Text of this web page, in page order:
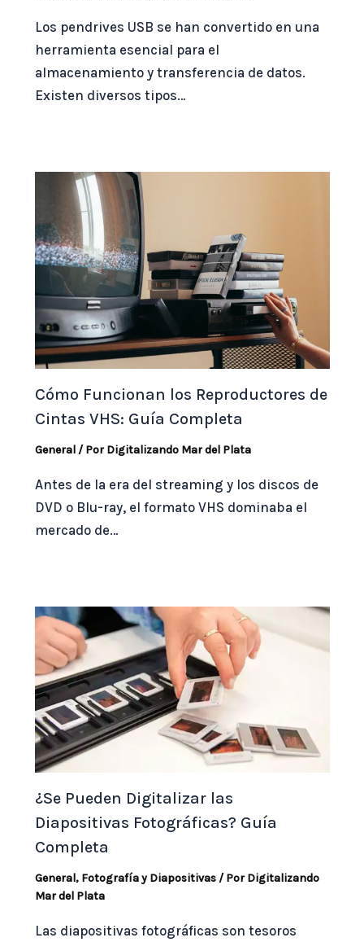
Los pendrives USB se han convertido en una
herramienta esencial para el
almacenamiento y transferencia de datos.
Existen diversos tipos…
Cómo Funcionan los Reproductores de
Cintas VHS: Guía Completa
General/ PorDigitalizando Mar del Plata
Antes de la era del streaming y los discos de
DVD o Blu-ray, el formato VHS dominaba el
mercado de…
¿Se Pueden Digitalizar las
Diapositivas Fotográficas? Guía
Completa
General, Fotografía y Diapositivas/ PorDigitalizando
Mar del Plata
Las diapositivas fotográficas son tesoros